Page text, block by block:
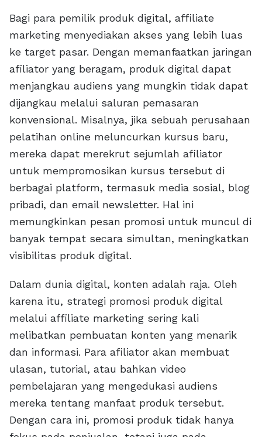
Bagi para pemilik produk digital, affiliate
marketing menyediakan akses yang lebih luas
ke target pasar. Dengan memanfaatkan jaringan
afiliator yang beragam, produk digital dapat
menjangkau audiens yang mungkin tidak dapat
dijangkau melalui saluran pemasaran
konvensional. Misalnya, jika sebuah perusahaan
pelatihan online meluncurkan kursus baru,
mereka dapat merekrut sejumlah afiliator
untuk mempromosikan kursus tersebut di
berbagai platform, termasuk media sosial, blog
pribadi, dan email newsletter. Hal ini
memungkinkan pesan promosi untuk muncul di
banyak tempat secara simultan, meningkatkan
visibilitas produk digital.
Dalam dunia digital, konten adalah raja. Oleh
karena itu, strategi promosi produk digital
melalui affiliate marketing sering kali
melibatkan pembuatan konten yang menarik
dan informasi. Para afiliator akan membuat
ulasan, tutorial, atau bahkan video
pembelajaran yang mengedukasi audiens
mereka tentang manfaat produk tersebut.
Dengan cara ini, promosi produk tidak hanya